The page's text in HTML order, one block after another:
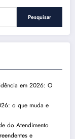
Pesquisar
em 2026: O
o que muda e
do Atendimento
e